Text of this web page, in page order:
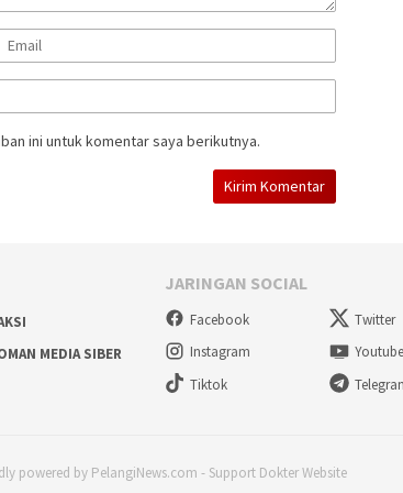
ini untuk komentar saya berikutnya.
MEDIA SIBER
JARINGAN SOCIAL
Facebook Twitter
Instagram
Youtube
Tiktok
powered by PelangiNews.com - Support Dokter Website